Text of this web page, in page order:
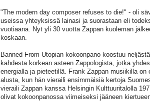
"The modern day composer refuses to die!" - oli
useissa yhteyksissä lainasi ja suorastaan eli
vuotiaana. Nyt yli 30 vuotta Zappan kuoleman
koskaan.
Banned From Utopian kokoonpano koostuu
kahdesta korkean asteen Zappologista, jotka
energialla ja pieteetillä. Frank Zappan musiikilla
alusta, kun hän vieraili ensimmäisiä kertoja
vieraili Zappan kanssa Helsingin Kulttuuritalolla
olivat kokoonpanossa viimeiseksi jääneen